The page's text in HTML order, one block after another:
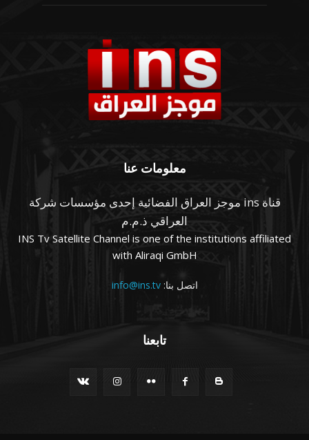
معلومات عنا
قناة ins موجز العراق الفضائية إحدى مؤسسات شركة
العراقي ذ.م.م
INS Tv Satellite Channel is one of the institutions affiliated
with Aliraqi GmbH
اتصل بنا:info@ins.tv
تابعنا